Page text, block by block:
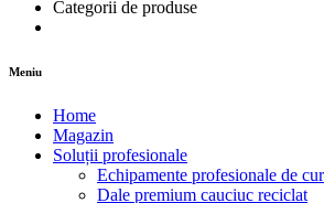
Categorii de produse
Meniu
Home
Magazin
Soluții profesionale
Echipamente profesionale de
Dale premium cauciuc reciclat